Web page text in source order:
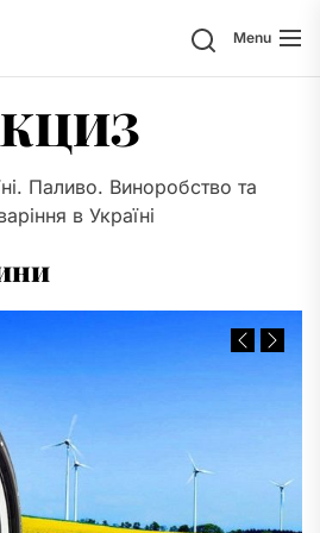
SearchMenu
Паливо. Виноробство та
в Україні
Previous
Next